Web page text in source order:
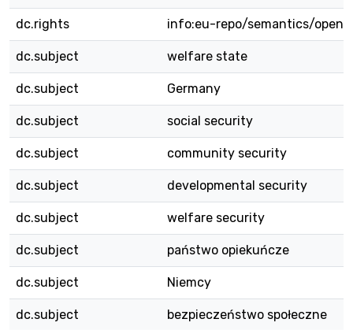
dc.rights info:eu-repo/semantics/
dc.subject welfare state
dc.subject Germany
dc.subject social security
dc.subject community security
dc.subject developmental security
dc.subject welfare security
dc.subject państwo opiekuńcze
dc.subject Niemcy
dc.subject bezpieczeństwo społeczne